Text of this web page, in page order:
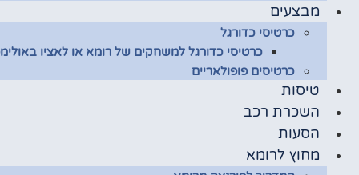
מבצעים
כרטיסי כדורגל
כרטיסי כדורגל למשחקים של רומא או לאציו
כרטיסים פופולאריים
טיסות
השכרת רכב
הסעות
מחוץ לרומא